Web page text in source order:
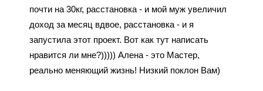
почти на 30кг, расстановка - и мой муж увеличил
доход за месяц вдвое, расстановка - и я
запустила этот проект. Вот как тут написать
нравится ли мне?))))) Алена - это Мастер,
реально меняющий жизнь! Низкий поклон Вам)